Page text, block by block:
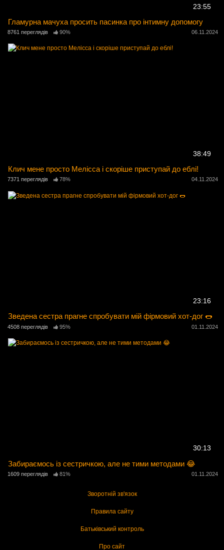
23:55
Гламурна мачуха просить пасинка про інтимну допомогу
8761 переглядів 90% 06.11.2024
38:49
Клич мене просто Мелісса і скоріше приступай до еблі!
7371 переглядів 78% 04.11.2024
23:16
Зведена сестра прагне спробувати мій фірмовий хот-дог 🌭
4508 переглядів 95% 01.11.2024
30:13
Забираємось із сестричкою, але не тими методами 😂
1609 переглядів 81% 01.11.2024
Зворотній зв'язок
Правила сайту
Батьківський контроль
Про сайт